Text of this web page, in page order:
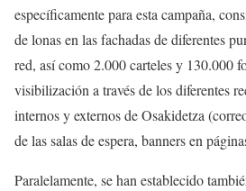
específicamente para esta campaña,
de lonas en las fachadas de diferentes
red, así como 2.000 carteles y 130.000
visibilización a través de los diferentes
internos y externos de Osakidetza
de las salas de espera, banners en
Paralelamente, se han establecido